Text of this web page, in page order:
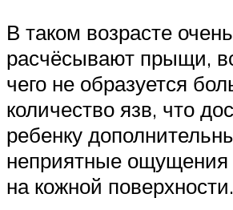
В таком возрасте
расчёсывают прыщи,
чего не образуется
количество язв, что
ребенку
неприятные ощущения
на кожной поверхности.